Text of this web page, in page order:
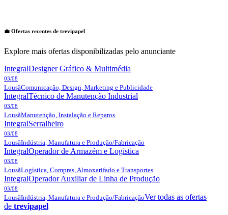
💼 Ofertas recentes de trevipapel
Explore mais ofertas disponibilizadas pelo anunciante
IntegralDesigner Gráfico & Multimédia
03/08
LousãComunicação, Design, Marketing e Publicidade
IntegralTécnico de Manutenção Industrial
03/08
LousãManutenção, Instalação e Reparos
IntegralSerralheiro
03/08
LousãIndústria, Manufatura e Produção/Fabricação
IntegralOperador de Armazém e Logística
03/08
LousãLogística, Compras, Almoxarifado e Transportes
IntegralOperador Auxiliar de Linha de Produção
03/08
LousãIndústria, Manufatura e Produção/FabricaçãoVer todas as ofertas
de trevipapel